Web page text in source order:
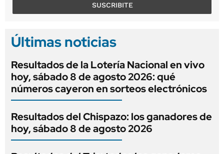
SUSCRIBITE
Últimas noticias
Resultados de la Lotería Nacional en vivo
hoy, sábado 8 de agosto 2026: qué
números cayeron en sorteos electrónicos
Resultados del Chispazo: los ganadores de
hoy, sábado 8 de agosto 2026